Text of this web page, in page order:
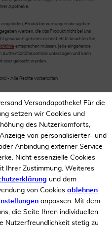
Apotheke.
Produktbewertungen abzugeben.
werden, die das Produkt nicht bei uns
gesondert gekennzeichnet. Bitte beachten Sie,
entsprechen müssen. Jede eingehende
Authentizitätskontrolle unterzogen und kann
oder gelöscht werden.
- Alle Rechte vorbehalten
Versandapotheke! Für die
setzen wir Cookies und
des Nutzerkomforts,
von personalisierter- und
Anbindung externer Service-
Nicht essenzielle Cookies
Ihrer Zustimmung. Weiteres
und dem
von Cookies ablehnen
anpassen. Mit dem
die Seite Ihren individuellen
Nutzerfreundlichkeit stetig zu